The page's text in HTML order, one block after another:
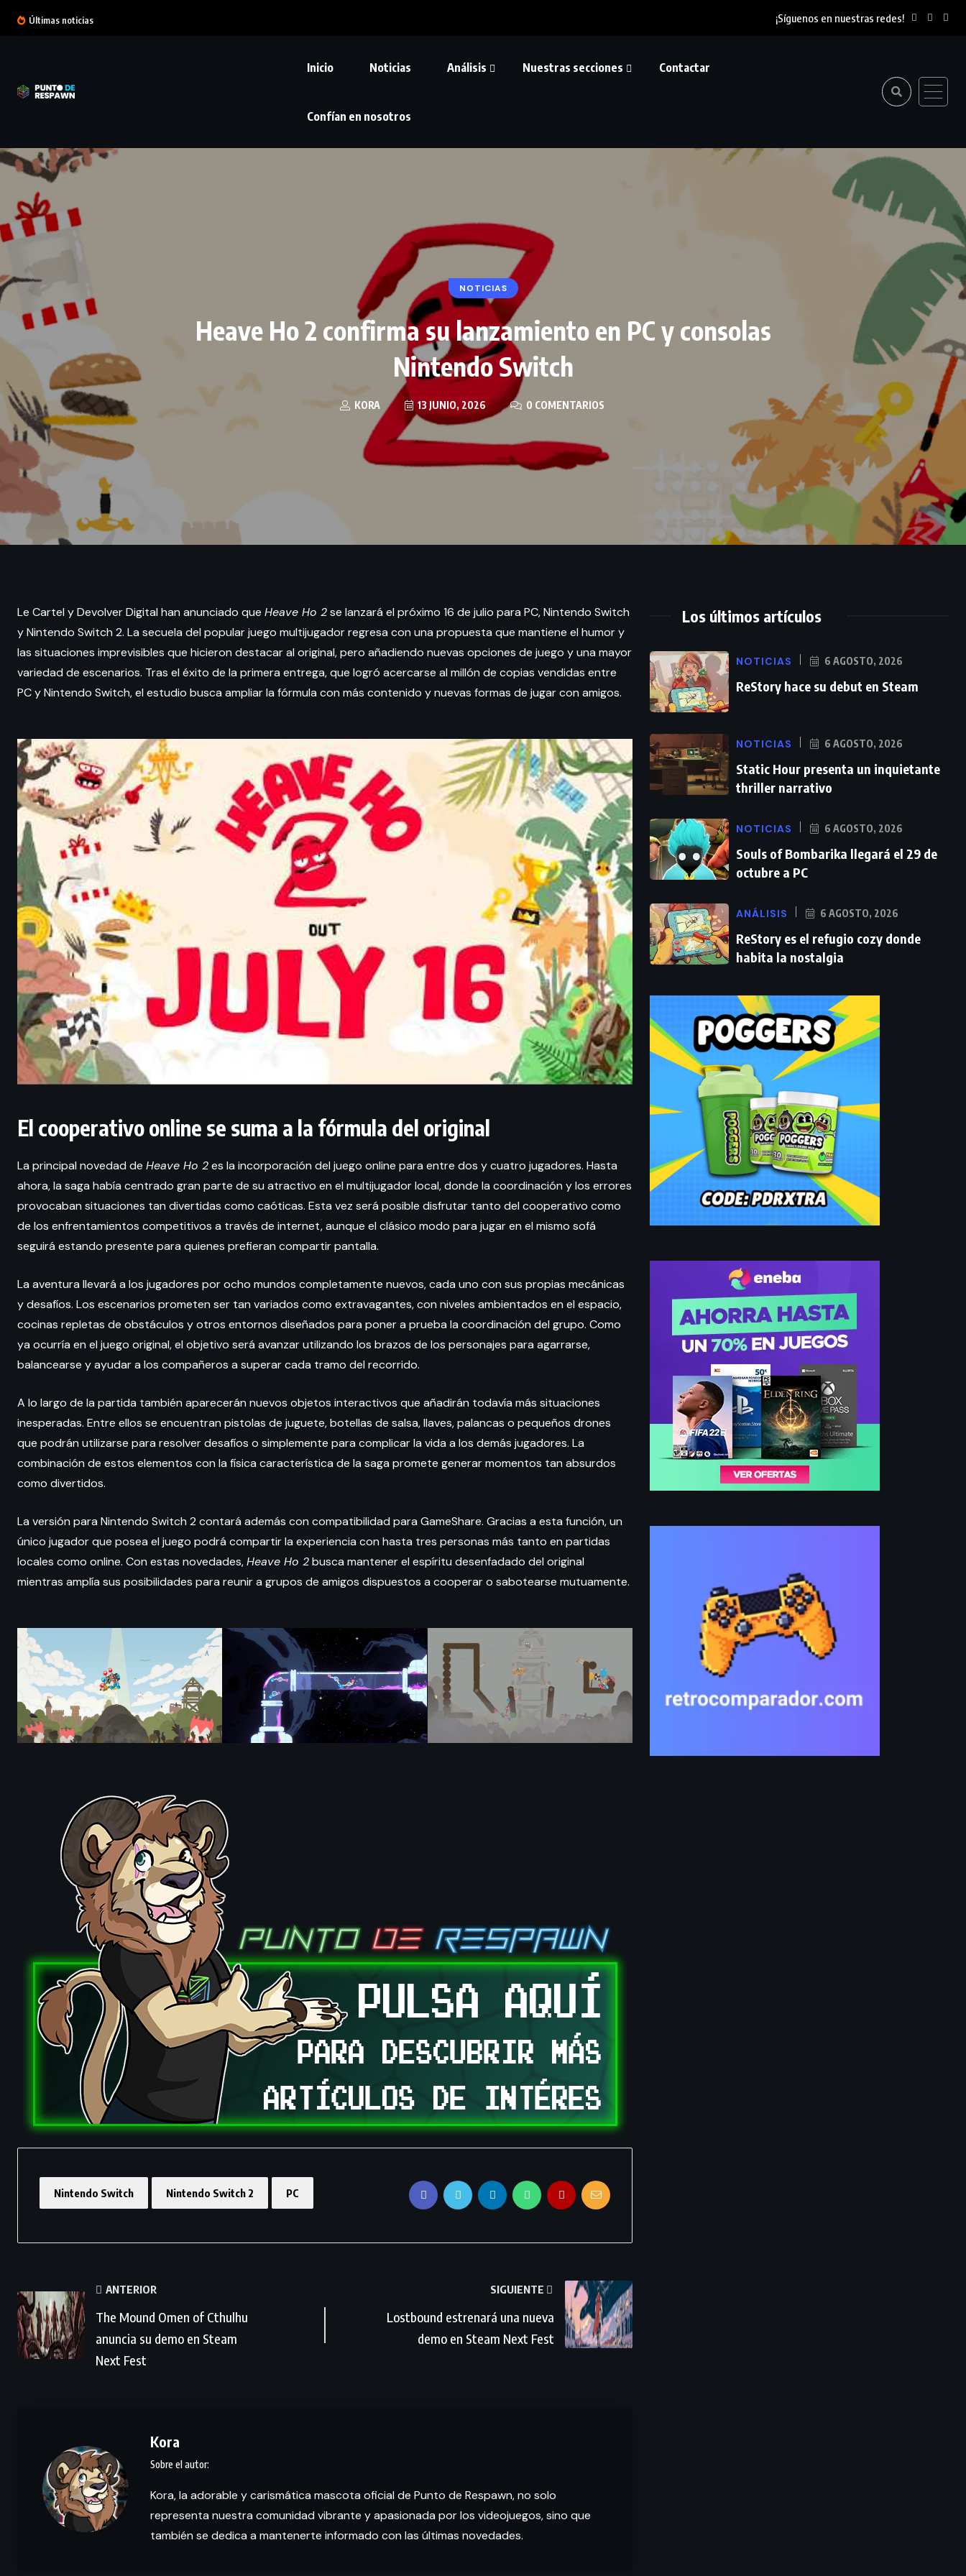
Últimas noticias ¡Síguenos en nuestras redes!
Inicio Noticias Análisis Nuestras secciones Contactar
Confían en nosotros
NOTICIAS
Heave Ho 2 confirma su lanzamiento en PC y consolas
Nintendo Switch
KORA 13 JUNIO, 2026 0 COMENTARIOS
Le Cartel y Devolver Digital han anunciado que Heave Ho 2se lanzará el próximo 16 de julio para PC, Nintendo Switch
y Nintendo Switch 2. La secuela del popular juego multijugador regresa con una propuesta que mantiene el humor y
las situaciones imprevisibles que hicieron destacar al original, pero añadiendo nuevas opciones de juego y una mayor
variedad de escenarios. Tras el éxito de la primera entrega, que logró acercarse al millón de copias vendidas entre
PC y Nintendo Switch, el estudio busca ampliar la fórmula con más contenido y nuevas formas de jugar con amigos.
El cooperativo online se suma a la fórmula del original
La principal novedad de Heave Ho 2es la incorporación del juego online para entre dos y cuatro jugadores. Hasta
ahora, la saga había centrado gran parte de su atractivo en el multijugador local, donde la coordinación y los errores
provocaban situaciones tan divertidas como caóticas. Esta vez será posible disfrutar tanto del cooperativo como
de los enfrentamientos competitivos a través de internet, aunque el clásico modo para jugar en el mismo sofá
seguirá estando presente para quienes prefieran compartir pantalla.
La aventura llevará a los jugadores por ocho mundos completamente nuevos, cada uno con sus propias mecánicas
y desafíos. Los escenarios prometen ser tan variados como extravagantes, con niveles ambientados en el espacio,
cocinas repletas de obstáculos y otros entornos diseñados para poner a prueba la coordinación del grupo. Como
ya ocurría en el juego original, el objetivo será avanzar utilizando los brazos de los personajes para agarrarse,
balancearse y ayudar a los compañeros a superar cada tramo del recorrido.
A lo largo de la partida también aparecerán nuevos objetos interactivos que añadirán todavía más situaciones
inesperadas. Entre ellos se encuentran pistolas de juguete, botellas de salsa, llaves, palancas o pequeños drones
que podrán utilizarse para resolver desafíos o simplemente para complicar la vida a los demás jugadores. La
combinación de estos elementos con la física característica de la saga promete generar momentos tan absurdos
como divertidos.
La versión para Nintendo Switch 2 contará además con compatibilidad para GameShare. Gracias a esta función, un
único jugador que posea el juego podrá compartir la experiencia con hasta tres personas más tanto en partidas
locales como online. Con estas novedades,Heave Ho 2busca mantener el espíritu desenfadado del original
mientras amplía sus posibilidades para reunir a grupos de amigos dispuestos a cooperar o sabotearse mutuamente.
Nintendo Switch Nintendo Switch 2 PC
ANTERIOR
The Mound Omen of Cthulhu
anuncia su demo en Steam
Next Fest
SIGUIENTE
Lostbound estrenará una nueva
demo en Steam Next Fest
Kora
Kora, la adorable y carismática mascota oficial de Punto de Respawn, no solo
representa nuestra comunidad vibrante y apasionada por los videojuegos, sino que
también se dedica a mantenerte informado con las últimas novedades.
Los últimos artículos
NOTICIAS 6 AGOSTO, 2026
ReStory hace su debut en Steam
NOTICIAS 6 AGOSTO, 2026
Static Hour presenta un inquietante
thriller narrativo
NOTICIAS 6 AGOSTO, 2026
Souls of Bombarika llegará el 29 de
octubre a PC
ANÁLISIS 6 AGOSTO, 2026
ReStory es el refugio cozy donde
habita la nostalgia